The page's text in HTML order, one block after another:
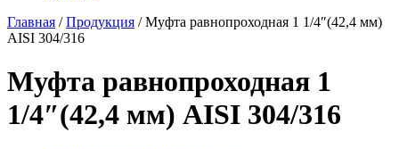
Главная /Продукция /Муфта равнопроходная 1 1/4″(42,4 мм)
AISI 304/316
Муфта равнопроходная 1
1/4″(42,4 мм) AISI 304/316